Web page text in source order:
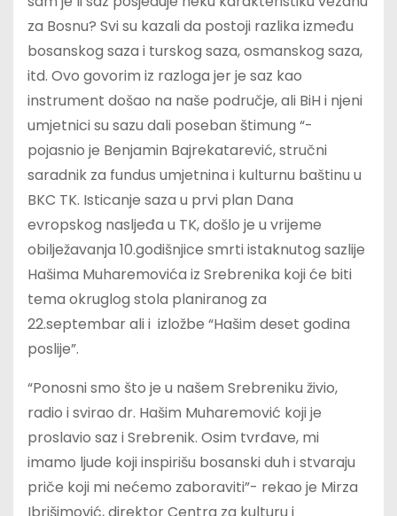
za Bosnu? Svi su kazali da postoji razlika između
bosanskog saza i turskog saza, osmanskog saza,
itd. Ovo govorim iz razloga jer je saz kao
instrument došao na naše područje, ali BiH i njeni
umjetnici su sazu dali poseban štimung “-
pojasnio je Benjamin Bajrekatarević, stručni
saradnik za fundus umjetnina i kulturnu baštinu u
BKC TK. Isticanje saza u prvi plan Dana
evropskog nasljeđa u TK, došlo je u vrijeme
obilježavanja 10.godišnjice smrti istaknutog sazlije
Hašima Muharemovića iz Srebrenika koji će biti
tema okruglog stola planiranog za
22.septembar ali i izložbe “Hašim deset godina
poslije”.
“Ponosni smo što je u našem Srebreniku živio,
radio i svirao dr. Hašim Muharemović koji je
proslavio saz i Srebrenik. Osim tvrđave, mi
imamo ljude koji inspirišu bosanski duh i stvaraju
priče koji mi nećemo zaboraviti”- rekao je Mirza
Ibrišimović, direktor Centra za kulturu i